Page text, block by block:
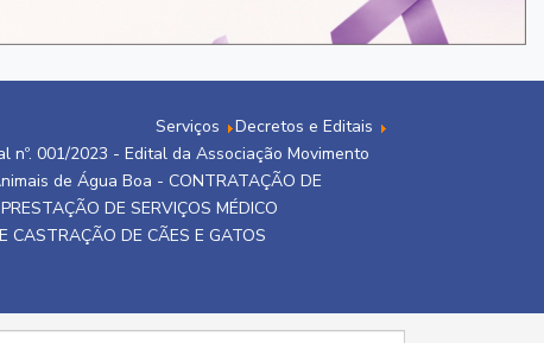
Serviços
Decretos e Editais
nº. 001/2023 - Edital da Associação Movimento
de Água Boa - CONTRATAÇÃO DE
DE SERVIÇOS MÉDICO
CASTRAÇÃO DE CÃES E GATOS